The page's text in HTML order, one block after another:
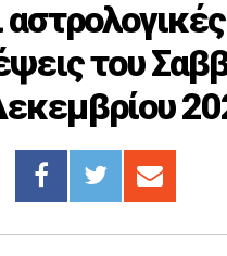
αστρολογικές
του